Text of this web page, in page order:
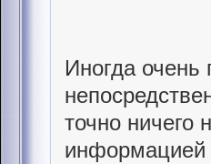
Иногда очень
точно ничего
информацией